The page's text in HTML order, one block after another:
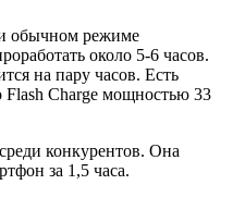
обычном режиме
около 5-6 часов.
на пару часов. Есть
Flash Charge мощностью 33
конкурентов. Она
за 1,5 часа.